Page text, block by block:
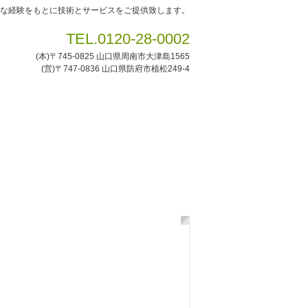
経験をもとに技術とサービスをご提供致します。
TEL.0120-28-0002
(本)〒745-0825 山口県周南市大津島1565
(営)〒747-0836 山口県防府市植松249-4